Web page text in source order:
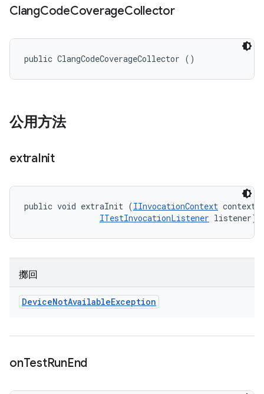
ClangCodeCoverageCollector
public ClangCodeCoverageCollector ()
公用方法
extraInit
public void extraInit (IInvocationContext
ITestInvocationListener listener)
擲回
DeviceNotAvailableException
onTestRunEnd